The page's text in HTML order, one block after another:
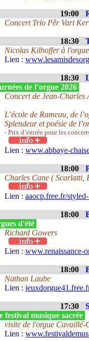
19:00
Concert Trio Pêr Vari
18:30
Nicolas Kilhoffer à l'orgue
Lien :
18:30
de l’orgue 2026
Concert de Jean-Charles
L’école de Rameau, de
Splendeur et poésie de
- Prix d’entrée pour les
Lien : www.abbaye-
18:00
Charles Cane ( Scarlatti,
Lien : aaocp.free.fr/
18:00
d'été
Richard Gowers
Lien : www.renaissance-
18:00
Nathan Laube
Lien :
17:30
festival musique sacrée
visite de l'orgue Cavaillé-
Lien :